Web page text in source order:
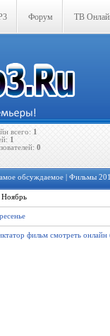
Форум ТВ
всего: 1
1
0
обсуждаемое | Фильмы
Ноябрь
фильм смотреть